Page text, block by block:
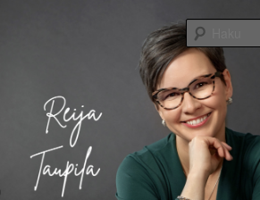
Reija Taupila